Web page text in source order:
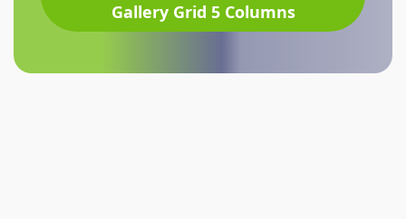
Gallery Grid 5 Columns